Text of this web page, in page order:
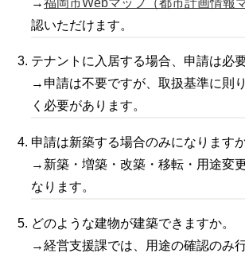
認いただけます。
テナントに入居する場合、申請は必
→申請は不要ですが、取扱基準に則
く必要があります。
申請は新築する場合のみになりますか
→新築・増築・改築・移転・用途変
なります。
どのような建物が建築できますか。
→経営支援課では、用途の確認のみ